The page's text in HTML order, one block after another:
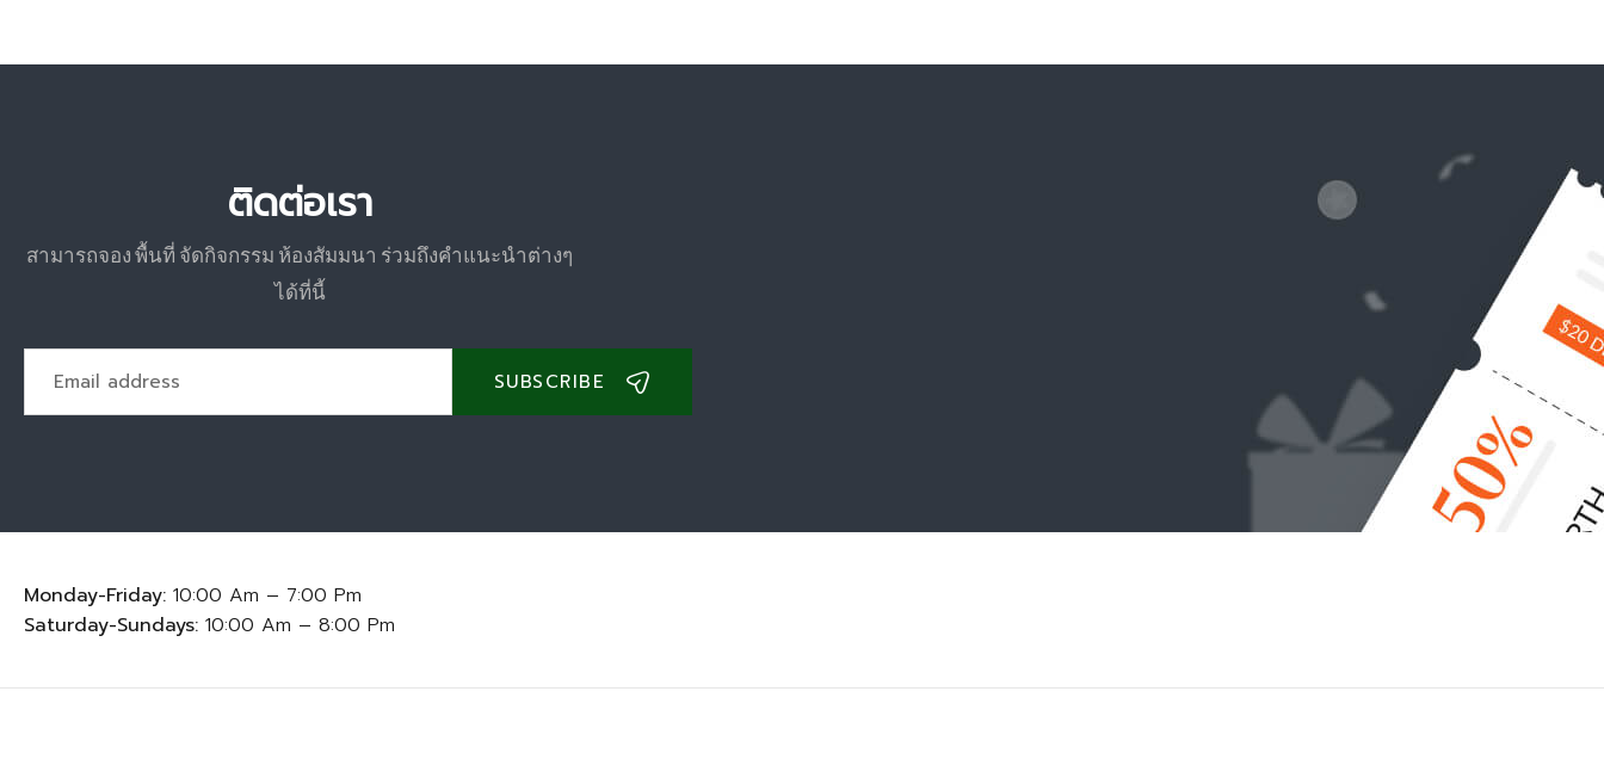
ติดต่อเรา
สามารถจอง พื้นที่ จัดกิจกรรม ห้องสัมมนา ร่วมถึงคำแนะนำต่างๆ
ได้ที่นี้
SUBSCRIBE
Monday-Friday: 10:00 Am – 7:00 Pm
Saturday-Sundays: 10:00 Am – 8:00 Pm